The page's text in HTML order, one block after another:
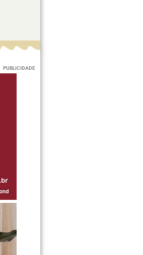
PUBLICIDADE